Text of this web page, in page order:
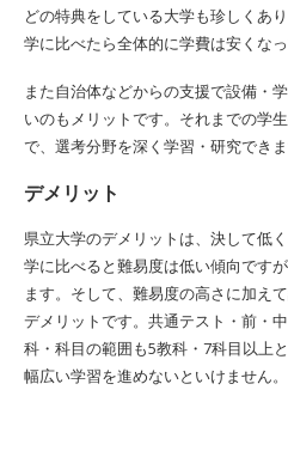
どの特典をしている大学も珍しくあ
学に比べたら全体的に学費は安くなっ
また自治体などからの支援で設備・
いのもメリットです。それまでの学
で、選考分野を深く学習・研究できま
デメリット
県立大学のデメリットは、決して低
学に比べると難易度は低い傾向です
ます。そして、難易度の高さに加え
デメリットです。共通テスト・前・
科・科目の範囲も5教科・7科目以上
幅広い学習を進めないといけません。